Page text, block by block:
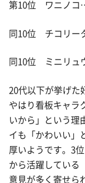
第10位 ワニノコ
同10位 チコリー
同10位 ミニリュ
20代以下が挙げた
やはり看板キャラ
いから」という理
イも「かわいい」
厚いようです。3
から活躍している
意見が多く寄せら